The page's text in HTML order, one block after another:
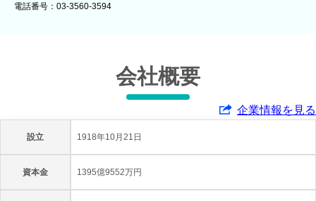
電話番号：03-3560-3594
会社概要
企業情報を見る
設立 1918年10月21日
資本金 1395億9552万円